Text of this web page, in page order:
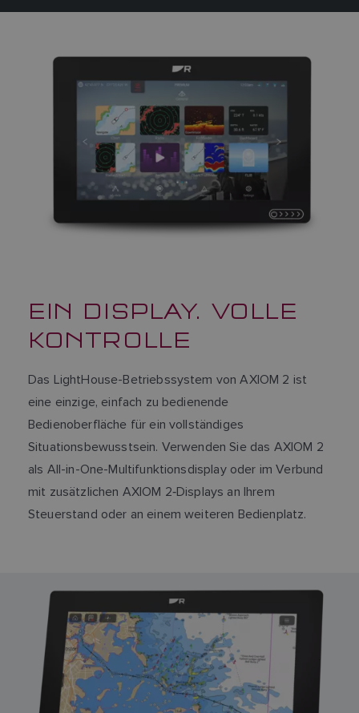
EIN DISPLAY. VOLLE
KONTROLLE
Das LightHouse-Betriebssystem von AXIOM 2 ist
eine einzige, einfach zu bedienende
Bedienoberfläche für ein vollständiges
Situationsbewusstsein. Verwenden Sie das AXIOM 2
als All-in-One-Multifunktionsdisplay oder im Verbund
mit zusätzlichen AXIOM 2‑Displays an Ihrem
Steuerstand oder an einem weiteren Bedienplatz.